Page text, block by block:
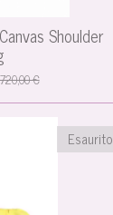
Shoulder
720,00 €
Esaurito